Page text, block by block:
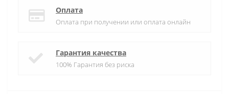
Оплата
Оплата при получении или оплата онлайн
Гарантия качества
100% Гарантия без риска